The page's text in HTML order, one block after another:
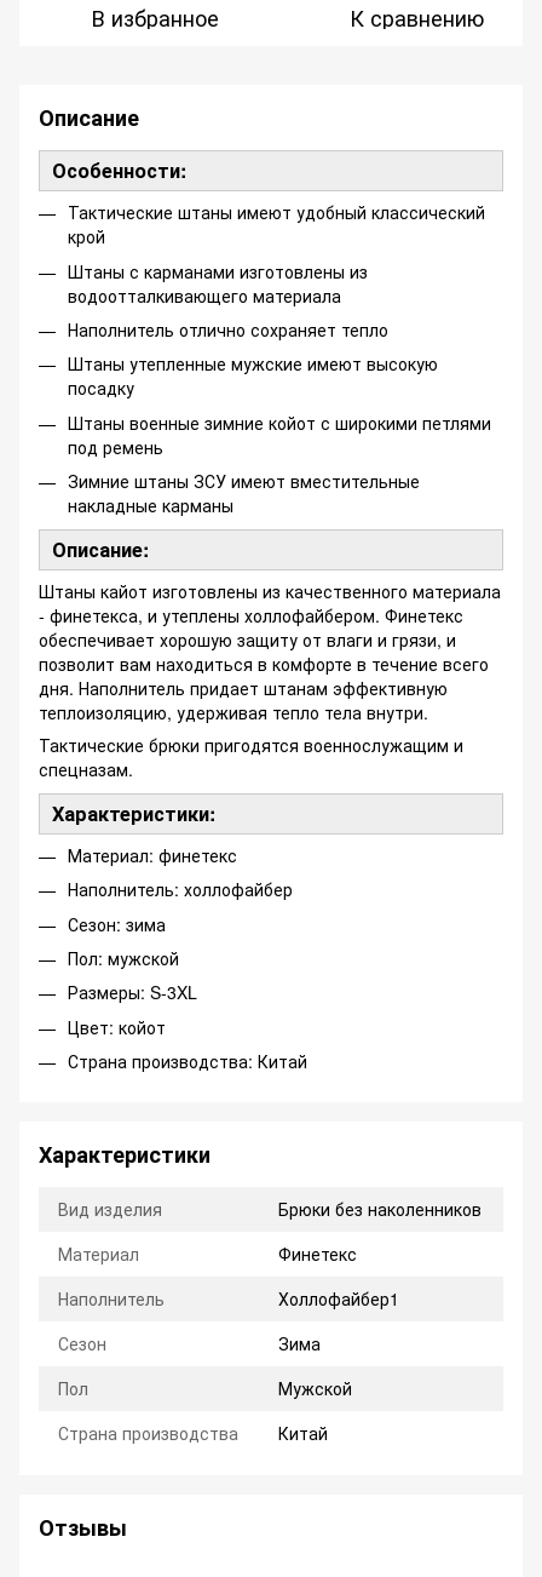
В избранное К сравнению
Описание
Особенности:
Тактические штаны имеют удобный классический
крой
Штаны с карманами изготовлены из
водоотталкивающего материала
Наполнитель отлично сохраняет тепло
Штаны утепленные мужские имеют высокую
посадку
Штаны военные зимние койот с широкими петлями
под ремень
Зимние штаны ЗСУ имеют вместительные
накладные карманы
Описание:
Штаны кайот изготовлены из качественного материала
- финетекса, и утеплены холлофайбером. Финетекс
обеспечивает хорошую защиту от влаги и грязи, и
позволит вам находиться в комфорте в течение всего
дня. Наполнитель придает штанам эффективную
теплоизоляцию, удерживая тепло тела внутри.
Тактические брюки пригодятся военнослужащим и
спецназам.
Характеристики:
Материал: финетекс
Наполнитель: холлофайбер
Сезон: зима
Пол: мужской
Размеры: S-3XL
Цвет: койот
Страна производства: Китай
Характеристики
Вид изделия
Брюки без наколенников
Материал
Финетекс
Наполнитель
Холлофайбер1
Сезон
Зима
Пол
Мужской
Страна производства
Китай
Отзывы